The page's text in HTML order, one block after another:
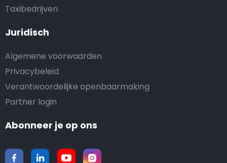
Taxibedrijven
Juridisch
Algemene voorwaarden
Privacybeleid
Verantwoordelijke openbaarmaking
Partner login
Abonneer je op ons